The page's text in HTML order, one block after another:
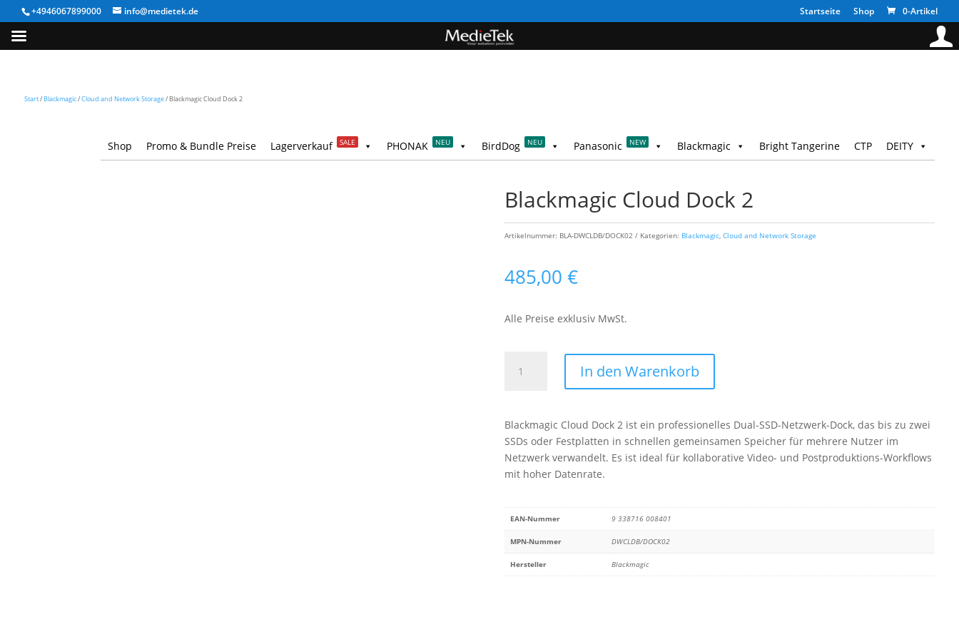
+4946067899000 info@medietek.de Startseite Shop 0-Artikel
Start/ Blackmagic/Cloud and Network Storage/ Blackmagic Cloud Dock 2
Shop Promo & Bundle Preise Lagerverkauf SALE PHONAK NEU BirdDog NEU Panasonic NEW Blackmagic Bright Tangerine CTP DEITY
Blackmagic Cloud Dock 2
Artikelnummer: BLA-DWCLDB/DOCK02 Kategorien: Blackmagic,Cloud and Network Storage
485,00€
Alle Preise exklusiv MwSt.
Cloud
Menge
In den Warenkorb
Blackmagic Cloud Dock 2 ist ein professionelles Dual-SSD-Netzwerk-Dock, das bis zu zwei
SSDs oder Festplatten in schnellen gemeinsamen Speicher für mehrere Nutzer im
Netzwerk verwandelt. Es ist ideal für kollaborative Video- und Postproduktions-Workflows
mit hoher Datenrate.
EAN-Nummer 9 338716 008401
MPN-Nummer DWCLDB/DOCK02
Hersteller Blackmagic